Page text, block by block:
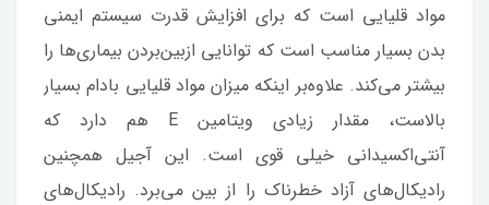
مواد قلیایی است که برای افزایش قدرت سیستم ایمنی
بدن بسیار مناسب است که توانایی ازبین‌بردن بیماری‌ها را
بیشتر می‌کند. علاوه‌بر اینکه میزان مواد قلیایی بادام بسیار
بالاست، مقدار زیادی ویتامین E هم دارد که
آنتی‌اکسیدانی خیلی قوی است. این آجیل همچنین
رادیکال‌های آزاد خطرناک را از بین می‌برد. رادیکال‌های